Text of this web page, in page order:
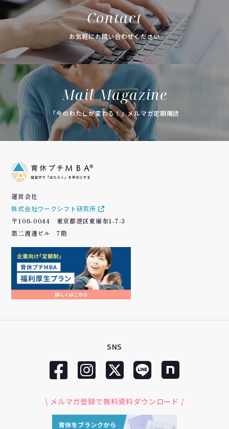
Contact
お気軽にお問い合わせください
Mail Magazine
「今のわたしが変わる！」メルマガ定期購読
運営会社
株式会社ワークシフト研究所
〒106-0044 東京都港区東麻布1-7-3
第二渡邊ビル 7階
SNS
\ メルマガ登録で無料資料ダウンロード /